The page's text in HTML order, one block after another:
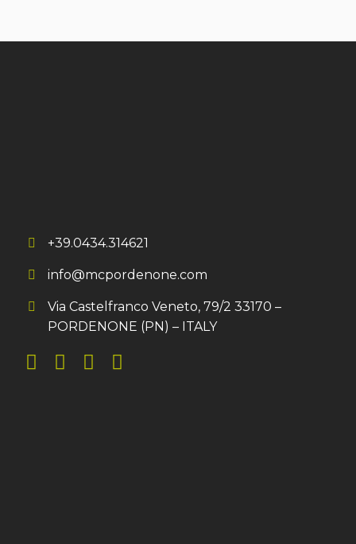
+39.0434.314621
info@mcpordenone.com
Via Castelfranco Veneto, 79/2 33170 –
PORDENONE (PN) – ITALY